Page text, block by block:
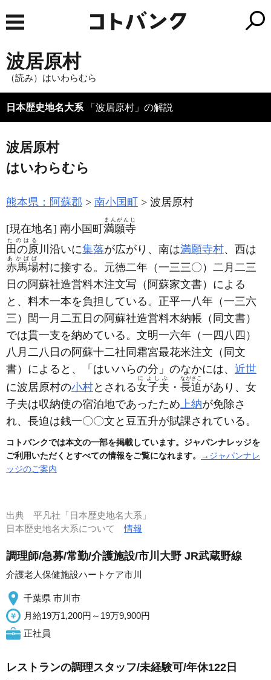
波居原村
（読み）はいわらむら
日本歴史地名大系 「波居原村」の解説
波居原村
はいわらむら
熊本県：阿蘇郡 南小国町 波居原村
[現在地名] 南小国町 満願寺
まんがんじ
田の原
たのはる
川沿いに集落が広がり、南は満願寺村、西は
赤馬場
あかばば
村に接する。元徳二年 （一三三〇） 二月二三
日の阿蘇社造営料木注文写 （阿蘇家文書） による
と、料木一本を負担している。正平一八年 （一三六
三） 閏一月二五日の阿蘇社造営料木納帳 （同文書）
では貫一支を納めている。文明一六年 （一四八四）
八月二八日の阿蘇十二社同霜宮最花米注文 （同文
書） によると、「はいハらの分」のなかには、 近世
に波居原村の小村とされる女子夫
によしぶ
・ 長迫
ながさこ
があり、女
子夫は収納使の宿泊地であったため上納が免除さ
れ、長迫は銭一〇〇文と豆五升が賦課されている。
コトバンクでは本文の一部を掲載しています。ジャパンナレッジを
ご利用いただくとすべての情報をご覧になれます。
→ジャパンナレ
ッジのご案内
出典 平凡社「日本歴史地名大系」
日本歴史地名大系について情報
調理師/急募/常勤/介護施設/市川大野 JR武蔵野線
介護老人保健施設ハートケア市川
千葉県 市川市
月給19万1,200円～19万9,900円
正社員
レストランの調理スタッフ/未経験可/年休122日